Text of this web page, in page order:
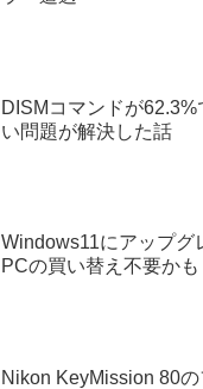
DISMコマンドが
い問題が解決した話
Windows11にアップグ
PCの買い替え不要かも
Nikon KeyMission 80